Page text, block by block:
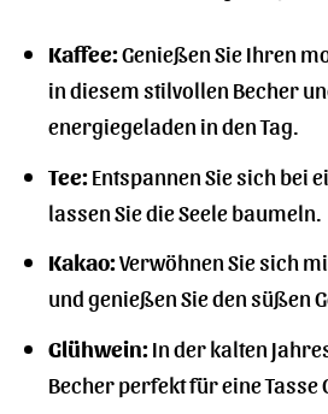
Kaffee:Genießen Sie Ihren
in diesem stilvollen Becher
energiegeladen in den Tag.
Tee:Entspannen Sie sich bei
lassen Sie die Seele baumeln.
Kakao:Verwöhnen Sie sich
und genießen Sie den süßen
Glühwein:In der kalten
Becher perfekt für eine Tasse